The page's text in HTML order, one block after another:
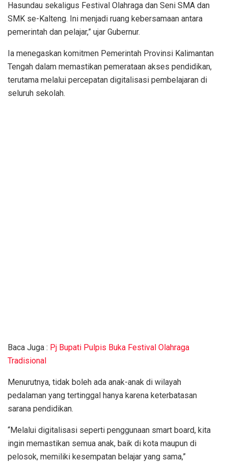
Hasundau sekaligus Festival Olahraga dan Seni SMA dan
SMK se-Kalteng. Ini menjadi ruang kebersamaan antara
pemerintah dan pelajar,” ujar Gubernur.
Ia menegaskan komitmen Pemerintah Provinsi Kalimantan
Tengah dalam memastikan pemerataan akses pendidikan,
terutama melalui percepatan digitalisasi pembelajaran di
seluruh sekolah.
Baca Juga : Pj Bupati Pulpis Buka Festival Olahraga
Tradisional
‎Menurutnya, tidak boleh ada anak-anak di wilayah
pedalaman yang tertinggal hanya karena keterbatasan
sarana pendidikan.
‎“Melalui digitalisasi seperti penggunaan smart board, kita
ingin memastikan semua anak, baik di kota maupun di
pelosok, memiliki kesempatan belajar yang sama,”